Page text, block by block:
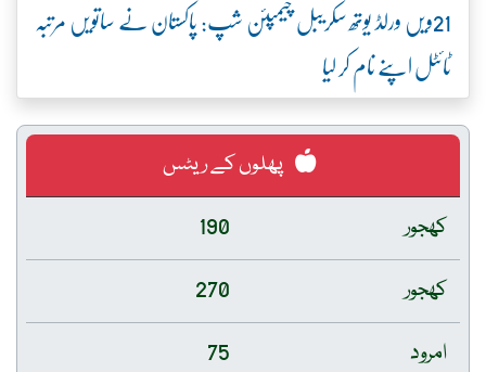
21ویں ورلڈ یوتھ سکریبل چیمپئن شپ: پاکستان نے ساتویں مرتبہ
ٹائٹل اپنے نام کر لیا
پھلوں کے ریٹس
کھجور
190
کھجور
270
امرود
75